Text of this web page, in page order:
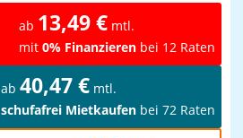
ab 13,49 € mtl.
mit 0% Finanzieren bei 12 Raten
ab 40,47 € mtl.
schufafrei Mietkaufen bei 72 Raten